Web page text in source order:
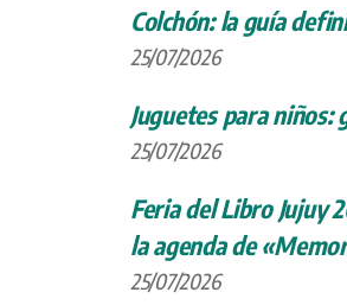
Colchón: la guía
25/07/2026
Juguetes para niños:
25/07/2026
Feria del Libro Jujuy
la agenda de
25/07/2026